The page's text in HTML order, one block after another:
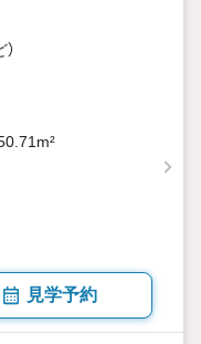
）
見学予約